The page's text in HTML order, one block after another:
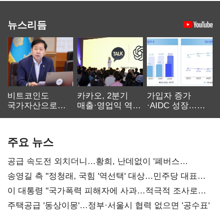
뉴스리듬
비트코인도
국가자산으로…'
카카오, 2분기
매출·영업익 역대
가입자 증가
·AIDC 성장…
주요 뉴스
공급 속도전 외치더니…황희, 난데없이 '폐버스
리모델링' 제안
송영길 측 "정청래, 국힘 '역선택' 대상…민주당 대표로
총선 지휘 못해"
이 대통령 "국가폭력 피해자에 사과…적극적 조사로
진실 밝혀야"
주택공급 '동상이몽'…정부·서울시 협력 없으면 '공수표'